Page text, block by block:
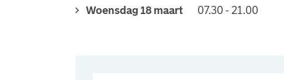
Woensdag 18 maart 07.30 - 21.00